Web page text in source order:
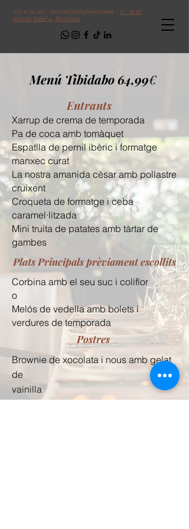
932 11 50 48 - reservas@labalsa1979.com - C/ de la
Infanta Isabel 4, Barcelona
Menú Tibidabo 64,99€
Entrants
Xarrup de crema de temporada
Pa de coca amb tomàquet
Espatlla de pernil ibèric i formatge
manxec curat
La nostra amanida cèsar amb pollastre
cruixent
Croqueta de formatge i ceba
caramel·litzada
Mini truita de patates amb tàrtar de
gambes
Plats Principals prèviament escollits
Corbina amb el seu suc i coliflor
o
Melós de vedella amb bolets i
verdures de temporada
Postres
Brownie de xocolata i nous amb gelat
de
vainilla